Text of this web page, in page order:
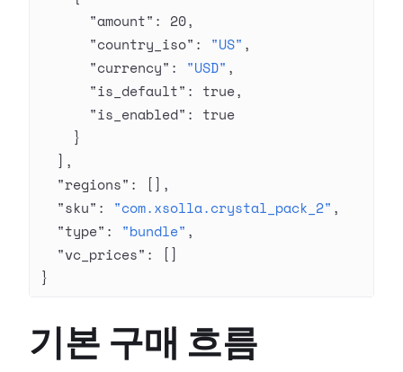
      "amount"
: 20,
      "country_iso"
: "US" ,
      "currency"
: "USD" ,
      "is_default"
: true,
      "is_enabled"
: true
    }
  ],
  "regions"
: [],
  "sku"
: "com.xsolla.crystal_pack_2" ,
  "type"
: "bundle" ,
  "vc_prices"
: []
}
기본 구매 흐름